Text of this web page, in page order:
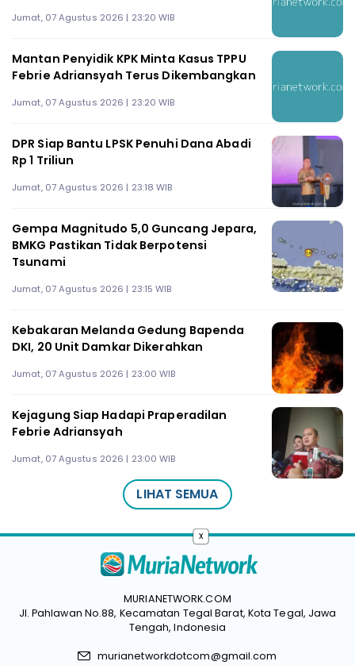
Jumat, 07 Agustus 2026 | 23:20 WIB
Mantan Penyidik KPK Minta Kasus TPPU
Febrie Adriansyah Terus Dikembangkan
Jumat, 07 Agustus 2026 | 23:20 WIB
DPR Siap Bantu LPSK Penuhi Dana Abadi
Rp 1 Triliun
Jumat, 07 Agustus 2026 | 23:18 WIB
Gempa Magnitudo 5,0 Guncang Jepara,
BMKG Pastikan Tidak Berpotensi
Tsunami
Jumat, 07 Agustus 2026 | 23:15 WIB
Kebakaran Melanda Gedung Bapenda
DKI, 20 Unit Damkar Dikerahkan
Jumat, 07 Agustus 2026 | 23:00 WIB
Kejagung Siap Hadapi Praperadilan
Febrie Adriansyah
Jumat, 07 Agustus 2026 | 23:00 WIB
LIHAT SEMUA
MURIANETWORK.COM
Jl. Pahlawan No.88, Kecamatan Tegal Barat, Kota Tegal, Jawa
Tengah, Indonesia
murianetworkdotcom@gmail.com
x